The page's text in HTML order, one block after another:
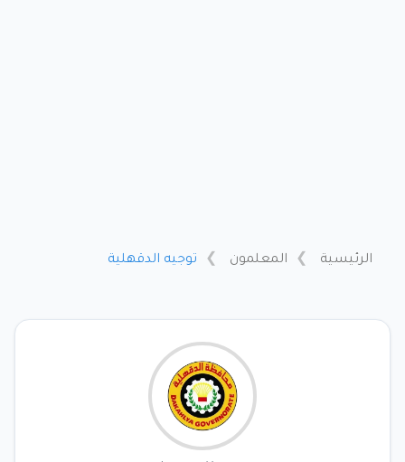
الرئيسية المعلمون توجيه الدقهلية